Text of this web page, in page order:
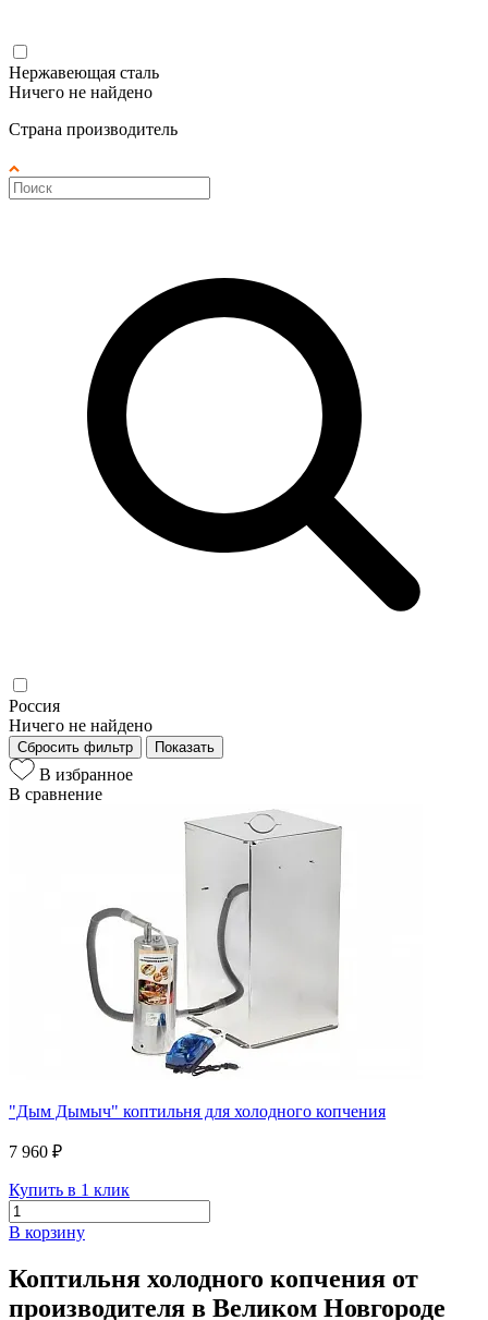
Нержавеющая сталь
Ничего не найдено
Страна производитель
Россия
Ничего не найдено
Сбросить фильтр Показать
В избранное
В сравнение
"Дым Дымыч" коптильня для холодного копчения
7 960 ₽
Купить в 1 клик
В корзину
Коптильня холодного копчения от
производителя в Великом Новгороде